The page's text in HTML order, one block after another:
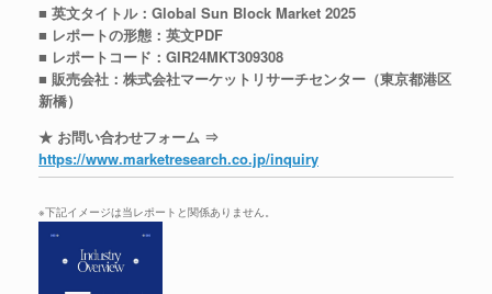
■ 英文タイトル：Global Sun Block Market 2025
■ レポートの形態：英文PDF
■ レポートコード：GIR24MKT309308
■ 販売会社：株式会社マーケットリサーチセンター（東京都港区
新橋）
★ お問い合わせフォーム ⇒
https://www.marketresearch.co.jp/inquiry
※下記イメージは当レポートと関係ありません。